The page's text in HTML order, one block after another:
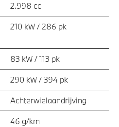
2.998 cc
210 kW / 286 pk
83 kW / 113 pk
290 kW / 394 pk
Achterwielaandrijving
46 g/km